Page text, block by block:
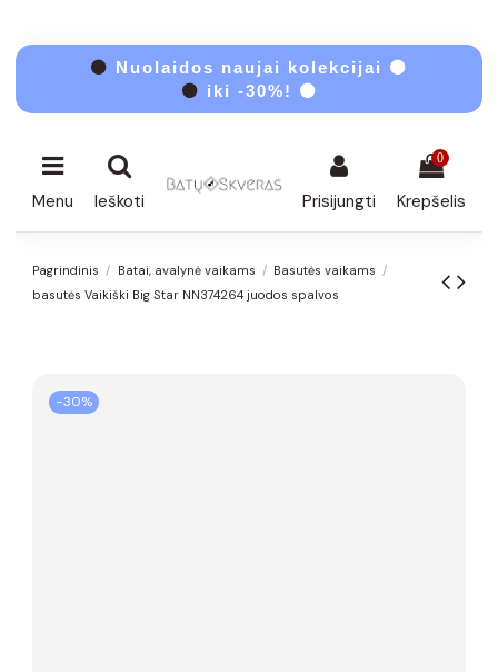
⚫ Nuolaidos naujai kolekcijai ⚫
⚫ iki -30%! ⚫
Menu Ieškoti Prisijungti
0
Krepšelis
Pagrindinis Batai, avalynė vaikams
Basutės vaikams
basutės Vaikiški Big Star NN374264 juodos spalvos
−30%